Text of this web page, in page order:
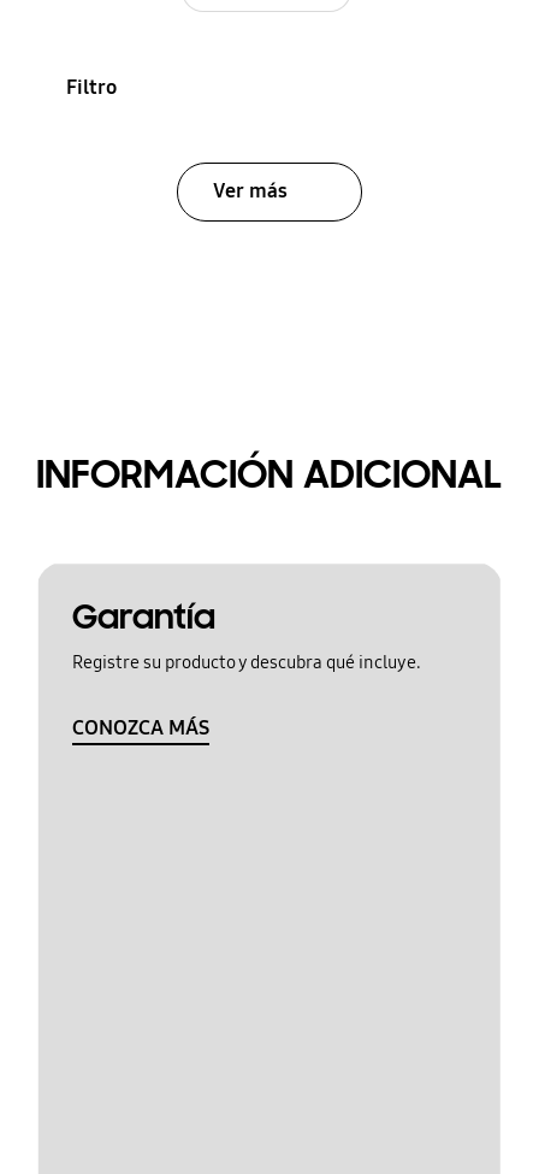
Filtro
Ver más
INFORMACIÓN ADICIONAL
Garantía
Registre su producto y descubra qué incluye.
CONOZCA MÁS